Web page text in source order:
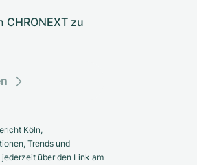
zu
Köln,
Trends und
über den Link am